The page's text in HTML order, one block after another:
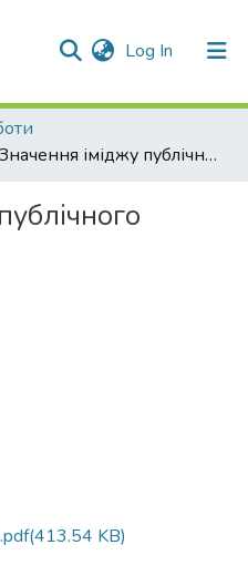
Log In (current)
Значення іміджу публічного службовця.
(413.54 KB)